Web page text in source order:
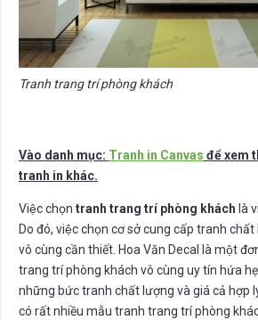
Tranh trang trí phòng khách
Vào danh mục: Tranh in Canvas để xem
tranh in khác.
Việc chọn tranh trang trí phòng khách là
Do đó, việc chọn cơ sở cung cấp tranh
vô cùng cần thiết. Hoa Văn Decal là một
trang trí phòng khách vô cùng uy tín hứa
những bức tranh chất lượng và giá cả hợp
có rất nhiều mẫu tranh trang trí phòng